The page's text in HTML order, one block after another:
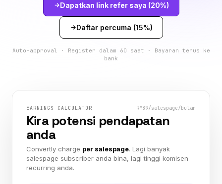
Dapatkan link refer saya (20%)
Daftar percuma (15%)
Auto-approval · Register dalam 60 saat · Bayaran terus ke
bank
EARNINGS CALCULATOR RM89/salespage/bulan
Kira potensi pendapatan
anda
Convertly charge per salespage. Lagi banyak
salespage subscriber anda bina, lagi tinggi komisen
recurring anda.